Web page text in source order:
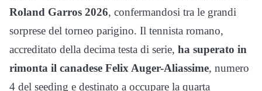
Roland Garros 2026, confermandosi tra le grandi
sorprese del torneo parigino. Il tennista romano,
accreditato della decima testa di serie, ha superato in
rimonta il canadese Felix Auger-Aliassime, numero
4 del seeding e destinato a occupare la quarta